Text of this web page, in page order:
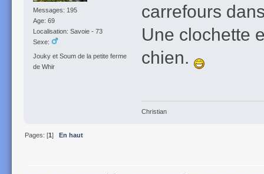
Messages: 195
Age: 69
Localisation: Savoie - 73
Sexe:
Jouky et Soum de la petite ferme
de Whir
carrefours
Une clochette
chien.
Christian
Pages: [1]En haut